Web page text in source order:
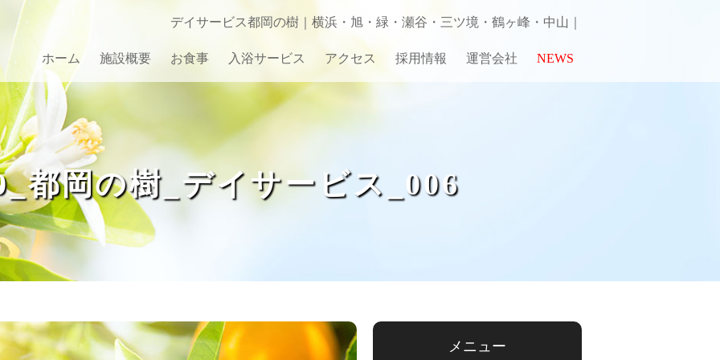
デイサービス都岡の樹｜横浜・旭・緑・瀬谷・三ツ境・鶴ヶ峰・中山｜
ホーム 施設概要
１日の過ごしかた
喫茶スペース
リラクゼーション
果樹園・菜園
お食事 入浴サービス アクセス 採用情報 運営会社 NEWS
都岡の樹_デイサービス_006
メニュー